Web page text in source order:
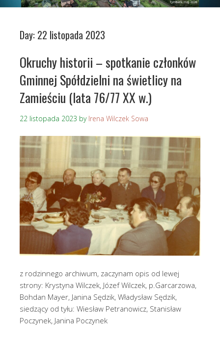
Day: 22 listopada 2023
Okruchy historii – spotkanie członków
Gminnej Spółdzielni na świetlicy na
Zamieściu (lata 76/77 XX w.)
22 listopada 2023 by Irena Wilczek Sowa
z rodzinnego archiwum, zaczynam opis od lewej
strony: Krystyna Wilczek, Józef Wilczek, p.Garcarzowa,
Bohdan Mayer, Janina Sędzik, Władysław Sędzik,
siedzący od tyłu: Wiesław Petranowicz, Stanisław
Poczynek, Janina Poczynek